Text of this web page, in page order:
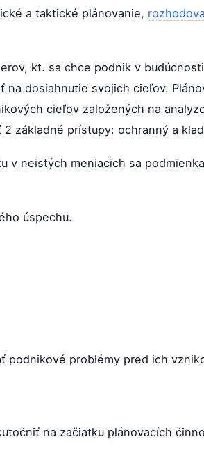
a taktické plánovanie,
kt. sa chce podnik v
dosiahnutie svojich cieľov.
cieľov založených na
základné prístupy: ochranný a
v neistých meniacich sa
úspechu.
podnikové problémy pred ich
na začiatku plánovacích